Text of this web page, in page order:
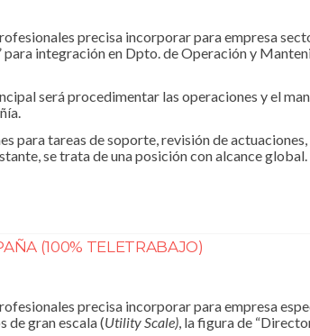
precisa incorporar para empresa
integración en Dpto. de Operación y
será procedimentar las operaciones y el
para tareas de soporte, revisión de
se trata de una posición con alcance global.
(100% TELETRABAJO)
precisa incorporar para empresa
de gran escala (Utility Scale), la figura de